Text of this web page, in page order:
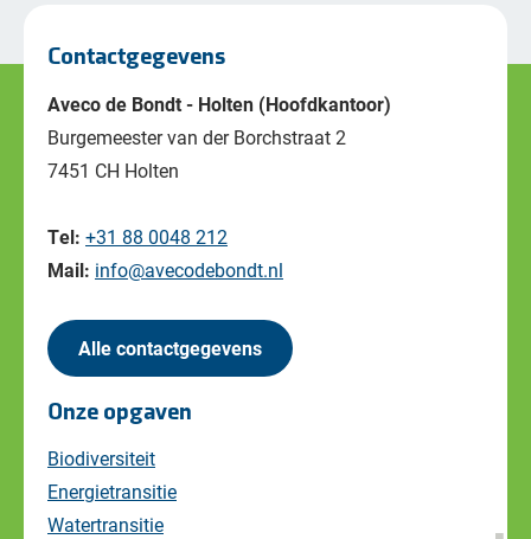
Contactgegevens
Aveco de Bondt - Holten (Hoofdkantoor)
Burgemeester van der Borchstraat 2
7451 CH Holten
Tel: +31 88 0048 212
Mail: info@avecodebondt.nl
Alle contactgegevens
Onze opgaven
Biodiversiteit
Energietransitie
Watertransitie